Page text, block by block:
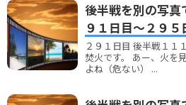
後半戦を別の写
９１日目～２９５
２９１日目 後半戦１１
焚火です。 あー、火を
よね（危ない） ...